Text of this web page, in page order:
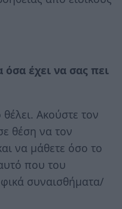
έχει να σας πει
Ακούστε τον
θέση να τον
να μάθετε όσο το
που του
συναισθήματα/